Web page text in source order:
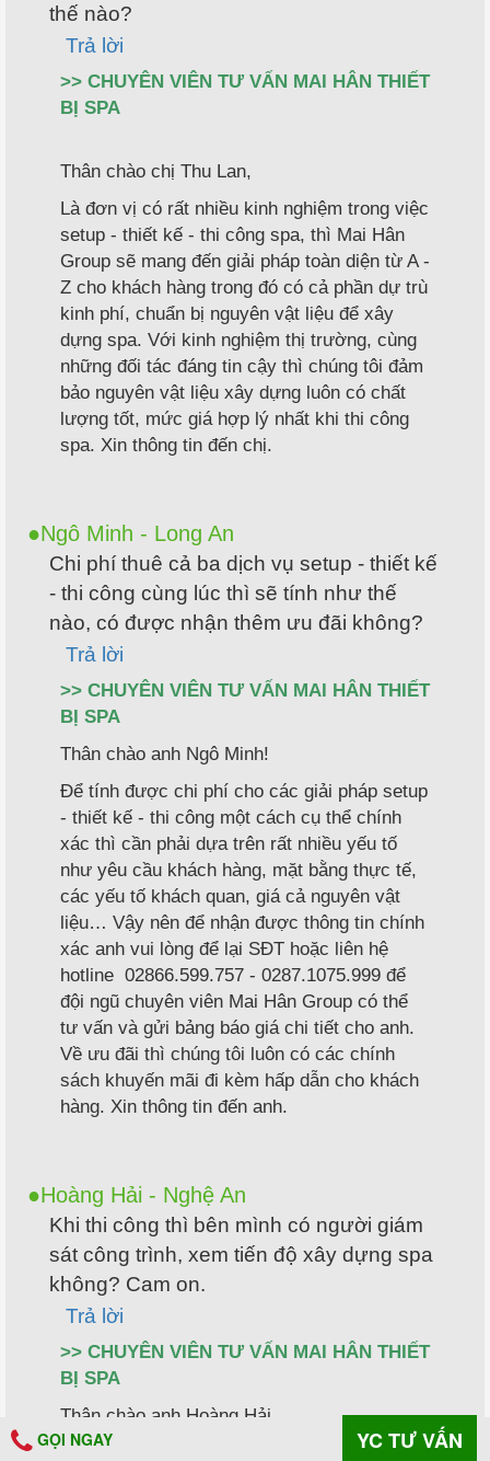
thế nào?
Trả lời
>> CHUYÊN VIÊN TƯ VẤN MAI HÂN THIẾT
BỊ SPA
Thân chào chị Thu Lan,
Là đơn vị có rất nhiều kinh nghiệm trong việc
setup - thiết kế - thi công spa, thì Mai Hân
Group sẽ mang đến giải pháp toàn diện từ A -
Z cho khách hàng trong đó có cả phần dự trù
kinh phí, chuẩn bị nguyên vật liệu để xây
dựng spa. Với kinh nghiệm thị trường, cùng
những đối tác đáng tin cậy thì chúng tôi đảm
bảo nguyên vật liệu xây dựng luôn có chất
lượng tốt, mức giá hợp lý nhất khi thi công
spa. Xin thông tin đến chị.
Ngô Minh - Long An
Chi phí thuê cả ba dịch vụ setup - thiết kế
- thi công cùng lúc thì sẽ tính như thế
nào, có được nhận thêm ưu đãi không?
Trả lời
>> CHUYÊN VIÊN TƯ VẤN MAI HÂN THIẾT
BỊ SPA
Thân chào anh Ngô Minh!
Để tính được chi phí cho các giải pháp setup
- thiết kế - thi công một cách cụ thể chính
xác thì cần phải dựa trên rất nhiều yếu tố
như yêu cầu khách hàng, mặt bằng thực tế,
các yếu tố khách quan, giá cả nguyên vật
liệu… Vậy nên để nhận được thông tin chính
xác anh vui lòng để lại SĐT hoặc liên hệ
hotline 02866.599.757 - 0287.1075.999 để
đội ngũ chuyên viên Mai Hân Group có thể
tư vấn và gửi bảng báo giá chi tiết cho anh.
Về ưu đãi thì chúng tôi luôn có các chính
sách khuyến mãi đi kèm hấp dẫn cho khách
hàng. Xin thông tin đến anh.
Hoàng Hải - Nghệ An
Khi thi công thì bên mình có người giám
sát công trình, xem tiến độ xây dựng spa
không? Cam on.
Trả lời
>> CHUYÊN VIÊN TƯ VẤN MAI HÂN THIẾT
BỊ SPA
Thân chào anh Hoàng Hải
Trong quá trình thi công xây dựng spa thì
GỌI NGAY YC TƯ VẤN